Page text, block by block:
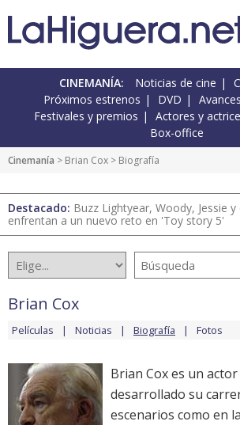
CINEMANÍA: Noticias de cine
Próximos estrenos
DVD Avances
Festivales y premios
Actores y
Box-office
Cinemanía > Brian Cox > Biografía
Destacado: Buzz Lightyear, Woody, Jessie
enfrentan a un nuevo reto en 'Toy story 5'
Brian Cox
Películas Noticias Biografía Fotos
Brian Cox es un
desarrollado su
escenarios como en